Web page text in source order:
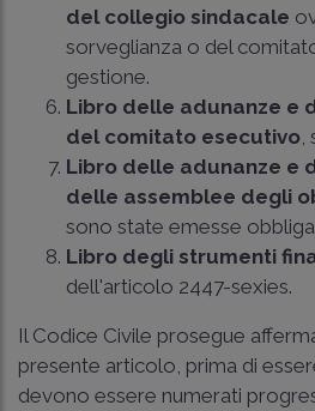
del collegio sindacale
sorveglianza o del
gestione.
Libro delle adunanze e
del comitato esecutivo
Libro delle adunanze e
delle assemblee degli
sono state emesse
Libro degli strumenti
dell'articolo 2447-sexies.
Il Codice Civile prosegue
presente articolo, prima di
devono essere numerati